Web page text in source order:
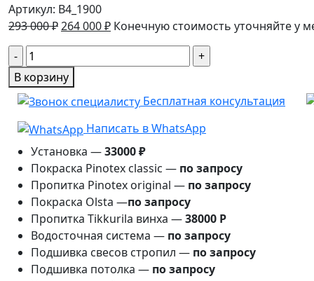
Артикул: B4_1900
293 000₽ Первоначальная
цена
293
000 ₽.
264 000₽Текущая
цена:
Конечную стоимость уточняйте у
Количество
товара
Беседка
Марсель
4м×3м
В корзину
Бесплатная консультация
Написать в WhatsApp
Установка —33000 ₽
Покраска Pinotex classic — по запросу
Пропитка Pinotex original — по запросу
Покраска Olsta —по запросу
Пропитка Tikkurila винха —38000 Р
Водосточная система — по запросу
Подшивка свесов стропил — по запросу
Подшивка потолка — по запросу